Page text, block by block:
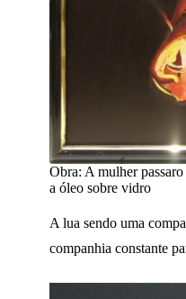
Obra: A mulher
a óleo sobre vidro
A lua sendo uma
companhia constante